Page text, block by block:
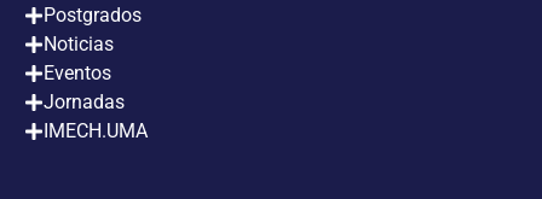
Postgrados
Noticias
Eventos
Jornadas
IMECH.UMA